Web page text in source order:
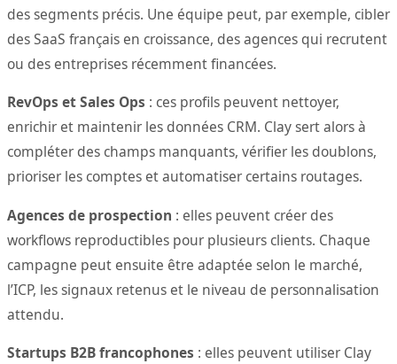
des segments précis. Une équipe peut, par exemple, cibler
des SaaS français en croissance, des agences qui recrutent
ou des entreprises récemment financées.
RevOps et Sales Ops : ces profils peuvent nettoyer,
enrichir et maintenir les données CRM. Clay sert alors à
compléter des champs manquants, vérifier les doublons,
prioriser les comptes et automatiser certains routages.
Agences de prospection : elles peuvent créer des
workflows reproductibles pour plusieurs clients. Chaque
campagne peut ensuite être adaptée selon le marché,
l’ICP, les signaux retenus et le niveau de personnalisation
attendu.
Startups B2B francophones : elles peuvent utiliser Clay